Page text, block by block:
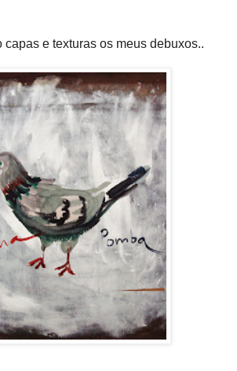
capas e texturas os meus debuxos..